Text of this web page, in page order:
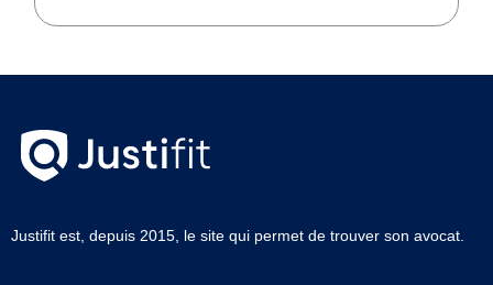
Justifit est, depuis 2015, le site qui permet de trouver son avocat.